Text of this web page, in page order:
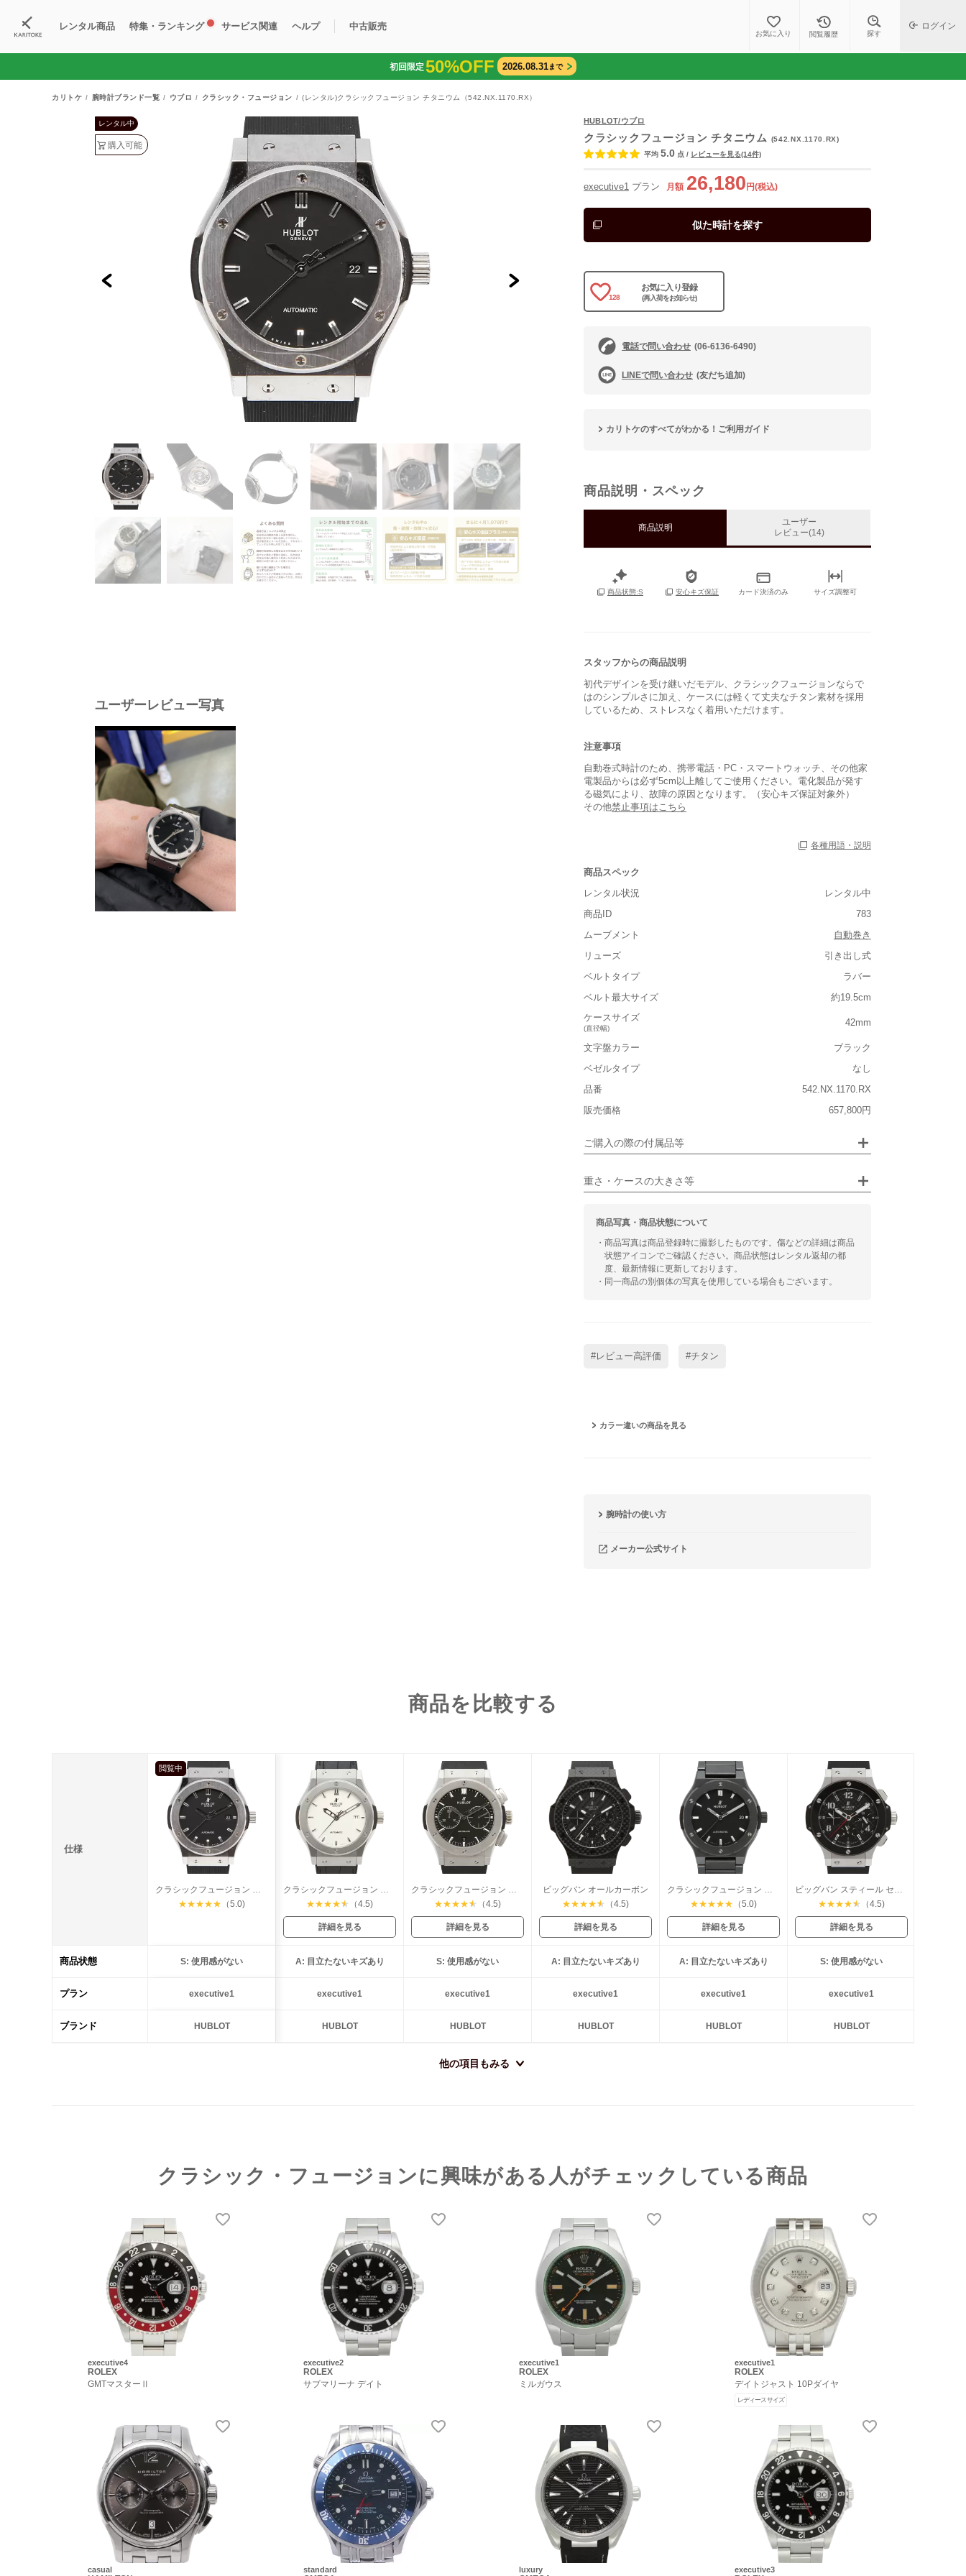
レンタル商品
購入可能商品
特集・ランキング サービス関連
カリトケとは？
ヘルプ
Q&A
中古販売
中古販売商品 ブランド一覧 中古販売について
お気に入り 閲覧履歴 探す
ログイン
初回限定50%OFF 2026.08.31まで
カリトケ 腕時計ブランド一覧 ウブロ クラシック・フュージョン (レンタル)クラシックフュージョン チタニウム（542.NX.1170.RX）
レンタル中
購入可能
ユーザーレビュー写真
HUBLOT/ウブロ
クラシックフュージョン チタニウム
(542.NX.1170.RX)
平均 5.0 点 / レビューを見る(14件)
executive1 プラン 月額 26,180 円(税込)
似た時計を探す
128
お気に入り登録
(再入荷をお知らせ)
電話で問い合わせ (06-6136-6490)
LINEで問い合わせ (友だち追加)
カリトケのすべてがわかる！ご利用ガイド
商品説明・スペック
商品説明
ユーザー
レビュー(14)
商品状態:S 安心キズ保証 カード決済のみ サイズ調整可
スタッフからの商品説明
初代デザインを受け継いだモデル、クラシックフュージョンならで
はのシンプルさに加え、ケースには軽くて丈夫なチタン素材を採用
しているため、ストレスなく着用いただけます。
注意事項
自動巻式時計のため、携帯電話・PC・スマートウォッチ、その他家
電製品からは必ず5cm以上離してご使用ください。電化製品が発す
る磁気により、故障の原因となります。（安心キズ保証対象外）
その他禁止事項はこちら
各種用語・説明
商品スペック
レンタル状況
レンタル中
商品ID
783
ムーブメント
自動巻き
リューズ
引き出し式
ベルトタイプ
ラバー
ベルト最大サイズ
約19.5cm
ケースサイズ
(直径幅)
42mm
文字盤カラー
ブラック
ベゼルタイプ
なし
品番
542.NX.1170.RX
販売価格
657,800円
ご購入の際の付属品等
重さ・ケースの大きさ等
■重さ(ベルト込み)
■ケースの大きさ
小さい 大きい
■装飾感
カジュアル ビジネス
商品写真・商品状態について
・商品写真は商品登録時に撮影したものです。傷などの詳細は商品
状態アイコンでご確認ください。商品状態はレンタル返却の都
度、最新情報に更新しております。
・同一商品の別個体の写真を使用している場合もございます。
#レビュー高評価 #チタン
カラー違いの商品を見る
腕時計の使い方
メーカー公式サイト
商品を比較する
仕様
閲覧中
クラシックフュージョン チタニウム
★★★★★ （5.0)
クラシックフュージョン チタニウム
★★★★★ （4.5)
詳細を見る
クラシックフュージョン クロノグラフ チタニウム
★★★★★ （4.5)
詳細を見る
ビッグバン オールカーボン
★★★★★ （4.5)
詳細を見る
クラシックフュージョン ブラックマジック
★★★★★ （5.0)
詳細を見る
ビッグバン スティール セラミック
★★★★★ （4.5)
詳細を見る
商品状態 S: 使用感がない A: 目立たないキズあり S: 使用感がない A: 目立たないキズあり A: 目立たないキズあり S: 使用感がない
プラン executive1 executive1 executive1 executive1 executive1 executive1
ブランド HUBLOT HUBLOT HUBLOT HUBLOT HUBLOT HUBLOT
他の項目もみる
クラシック・フュージョンに興味がある人がチェックしている商品
executive4
ROLEX
GMTマスターⅡ
executive2
ROLEX
サブマリーナ デイト
executive1
ROLEX
ミルガウス
executive1
ROLEX
デイトジャスト 10Pダイヤ
レディースサイズ
casual standard luxury executive3